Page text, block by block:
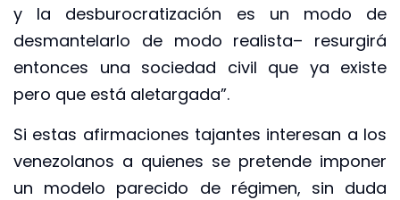
y la desburocratización es un modo de
desmantelarlo de modo realista– resurgirá
entonces una sociedad civil que ya existe
pero que está aletargada”.
Si estas afirmaciones tajantes interesan a los
venezolanos a quienes se pretende imponer
un modelo parecido de régimen, sin duda